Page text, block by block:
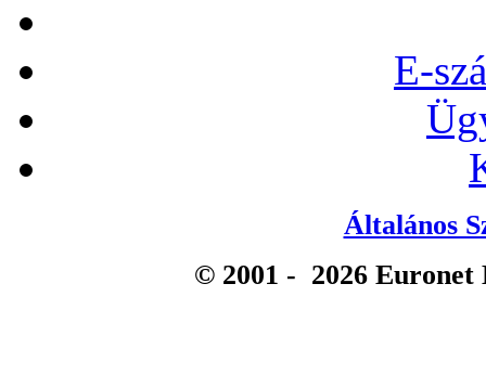
E-
Általános
© 2001 - 2026 Euronet